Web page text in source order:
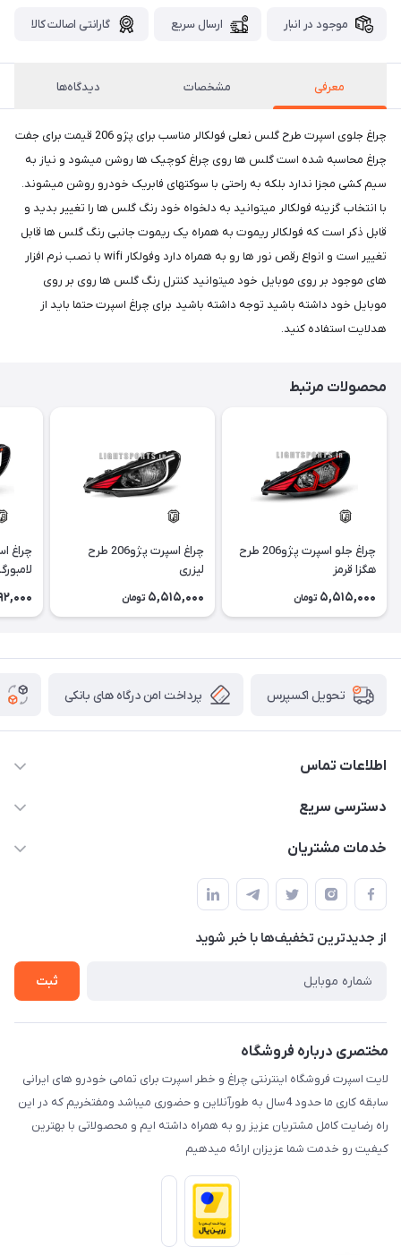
موجود در انبار ارسال سریع گارانتی اصالت کالا
معرفی مشخصات دیدگاه‌ها
چراغ جلوی اسپرت طرح گلس نعلی فولکالر مناسب برای پژو 206 قیمت برای جفت
چراغ محاسبه شده است گلس ها روی چراغ کوچیک ها روشن میشود و نیاز به
سیم کشی مجزا ندارد بلکه به راحتی با سوکتهای فابریک خودرو روشن میشوند.
با انتخاب گزینه فولکالر میتوانید به دلخواه خود رنگ گلس ها را تغییر بدید و
قابل ذکر است که فولکالر ریموت به همراه یک ریموت جانبی رنگ گلس ها قابل
تغییر است و انواع رقص نور ها رو به همراه دارد وفولکار wifi با نصب نرم افزار
های موجود بر روی موبایل خود میتوانید کنترل رنگ گلس ها روی بر روی
موبایل خود داشته باشید توجه داشته باشید برای چراغ اسپرت حتما باید از
هدلایت استفاده کنید.
محصولات مرتبط
چراغ جلو اسپرت پژو206 طرح
هگزا قرمز
5,515,000 تومان
چراغ اسپرت پژو206 طرح
لیزری
5,515,000 تومان
تحویل اکسپرس پرداخت امن درگاه های بانکی
اطلاعات تماس
09012926386
دسترسی سریع
حساب کاربری
لیست محصولات
درباره ما
خدمات مشتریان
قوانین و مقررات
حریم خصوصی
راهنما
از جدید‌ترین تخفیف‌ها با‌ خبر شوید
ثبت
مختصری درباره فروشگاه
لایت اسپرت فروشگاه اینترنتی چراغ و خطر اسپرت برای تمامی خودرو های ایرانی
سابقه کاری ما حدود 4سال به طورآنلاین و حضوری میباشد ومفتخریم که در این
راه رضایت کامل مشتریان عزیز رو به همراه داشته ایم و محصولاتی با بهترین
کیفیت رو خدمت شما عزیزان ارائه میدهیم